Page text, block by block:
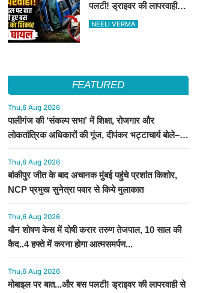
पलटी! ड्राइवर की लापरवाही से
15 लोग हुए घायल
NEELI VERMA
FEATURED
Thu,6 Aug 2026
पालीगंज की ‘संकल्प सभा’ में शिक्षा, रोजगार और
लोकतांत्रिक अधिकारों की गूंज, दीपंकर भट्टाचार्य बोले–
युवाओं के संघर्ष के साथ है माले
Thu,6 Aug 2026
बांकीपुर जीत के बाद अचानक मुंबई पहुंचे प्रशांत किशोर,
NCP प्रमुख सुनेत्रा पवार से किये मुलाकात
Thu,6 Aug 2026
यौन शोषण केस में दोषी करार तरुण तेजपाल, 10 साल की
कैद..4 हफ्ते में करना होगा आत्मसमर्पण...
Thu,6 Aug 2026
मोबाइल पर बात...और बस पलटी! ड्राइवर की लापरवाही से